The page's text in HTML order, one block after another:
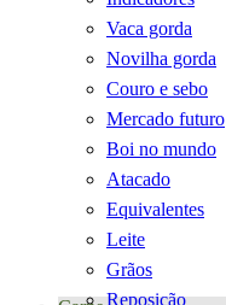
Vaca gorda
Novilha gorda
Couro e sebo
Mercado futuro
Boi no mundo
Atacado
Equivalentes
Leite
Grãos
Reposição